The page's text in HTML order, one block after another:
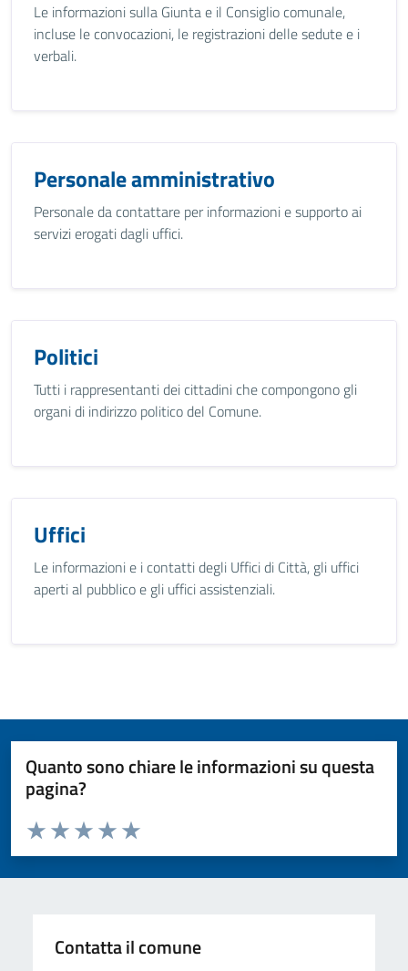
Le informazioni sulla Giunta e il Consiglio comunale,
incluse le convocazioni, le registrazioni delle sedute e i
verbali.
Personale amministrativo
Personale da contattare per informazioni e supporto ai
servizi erogati dagli uffici.
Politici
Tutti i rappresentanti dei cittadini che compongono gli
organi di indirizzo politico del Comune.
Uffici
Le informazioni e i contatti degli Uffici di Città, gli uffici
aperti al pubblico e gli uffici assistenziali.
Quanto sono chiare le informazioni su questa
pagina?
Valuta da 1 a 5 stelle la pagina
Valuta 5 stelle su 5
Valuta 4 stelle su 5
Valuta 3 stelle su 5
Valuta 2 stelle su 5
Valuta 1 stelle su 5
Contatta il comune